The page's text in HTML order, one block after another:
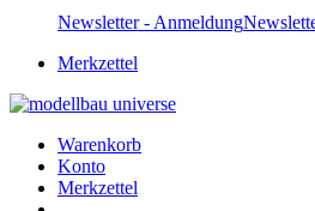
Newsletter - Anmeldung
Merkzettel
Warenkorb
Konto
Merkzettel